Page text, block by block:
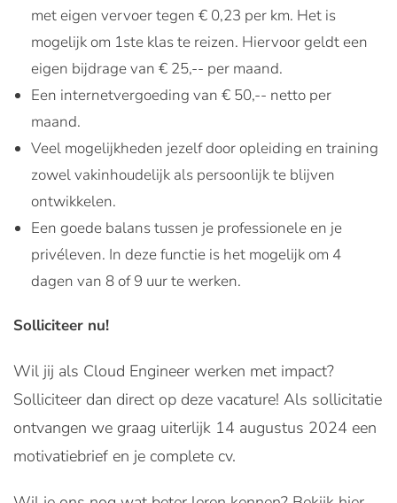
met eigen vervoer tegen € 0,23 per km. Het is
mogelijk om 1ste klas te reizen. Hiervoor geldt een
eigen bijdrage van € 25,-- per maand.
Een internetvergoeding van € 50,-- netto per
maand.
Veel mogelijkheden jezelf door opleiding en training
zowel vakinhoudelijk als persoonlijk te blijven
ontwikkelen.
Een goede balans tussen je professionele en je
privéleven. In deze functie is het mogelijk om 4
dagen van 8 of 9 uur te werken.
Solliciteer nu!
Wil jij als Cloud Engineer werken met impact?
Solliciteer dan direct op deze vacature! Als sollicitatie
ontvangen we graag uiterlijk 14 augustus 2024 een
motivatiebrief en je complete cv.